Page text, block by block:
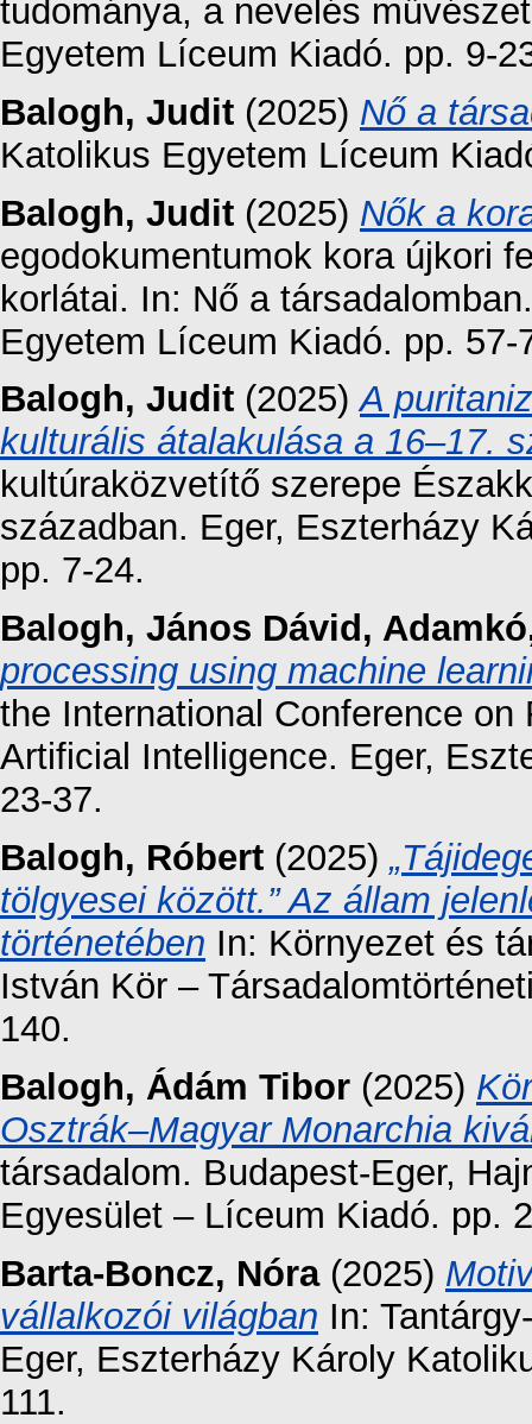
tudománya, a nevelés
Egyetem Líceum Kiadó. pp. 9-
Balogh, Judit (2025) Nő a
Katolikus Egyetem Líceum
Balogh, Judit (2025) Nők a
egodokumentumok kora újkori
korlátai. In: Nő a
Egyetem Líceum Kiadó. pp. 57-
Balogh, Judit (2025)A
kulturális átalakulása a 16–17.
kultúraközvetítő szerepe
században. Eger, Eszterházy
pp. 7-24.
Balogh, János Dávid ,
processing using machine
the International Conference
Artificial Intelligence. Eger,
23-37.
Balogh, Róbert (2025)
tölgyesei között.” Az állam
történetében In: Környezet és
István Kör –
140.
Balogh, Ádám Tibor (2025)
Osztrák–Magyar Monarchia
társadalom. Budapest-Eger,
Egyesület – Líceum Kiadó. pp.
Barta-Boncz, Nóra(2025)
vállalkozói világban In:
Eger, Eszterházy Károly
111.